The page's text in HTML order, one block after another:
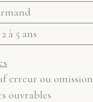
2 à 5 ans
erreur ou omission
ouvrables